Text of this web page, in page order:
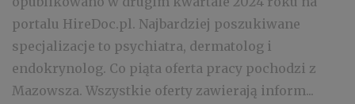
portalu HireDoc.pl. Najbardziej poszukiwane
specjalizacje to psychiatra, dermatolog i
endokrynolog. Co piąta oferta pracy pochodzi z
Mazowsza. Wszystkie oferty zawierają inform...